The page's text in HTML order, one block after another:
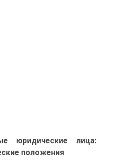
юридические лица:
положения